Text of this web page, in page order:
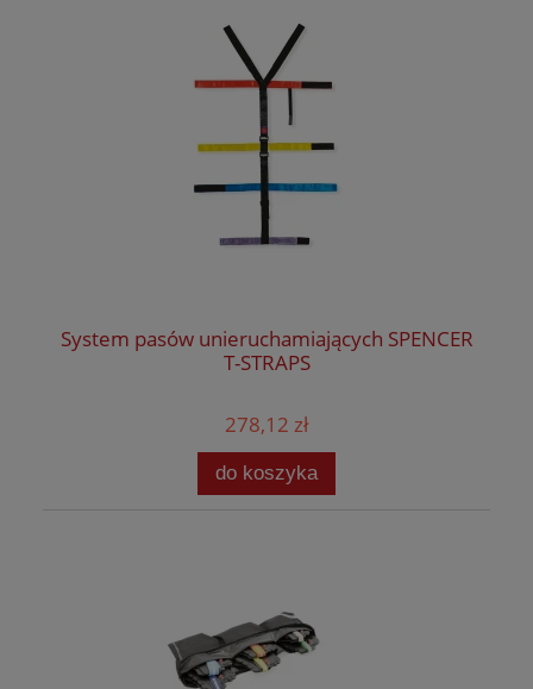
System pasów unieruchamiających SPENCER
T-STRAPS
278,12 zł
do koszyka